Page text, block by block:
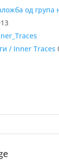
од група
/ Inner Traces